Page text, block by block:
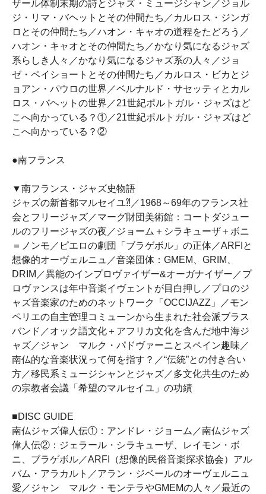
ザール体制末期の詩とジャズ・ミュージシャン／ジョル
ジ・リマ・バヘットとその仲間たち／カルロス・ジンガ
ロとその仲間たち／ハオン・キャオの道程をたどろう／
ハオン・キャオとその仲間たち／かなり気になるジャズ
系らしき人々／かなり気になるジャズ系の人々／ジョ
ゼ・ペイショートとその仲間たち／カルロス・ビカとジ
ョアン・パウロの世界／ベルナルド・サセッティとカル
ロス・バヘットの世界／21世紀ポルトガル・ジャズはど
こへ向かっている？①／21世紀ポルトガル・ジャズはど
こへ向かっている？②
●南フランス
▼南フランス・ジャズ史物語
ジャズの新首都マルセイユ⁈／1968～69年のフランス社
会とフリージャズ／マーグ財団美術館：コートダジュー
ルのフリージャズの夜／ジョーム＋シラキューザ＋ボニ
＝ノンモ／ピエロの劇団「ブラゲボル」の正体／ARFIと
想像的オーヴェルニュ／音楽団体：GMEM、GRIM、
DRIM／異能のインプロヴァイザー&オーガナイザー／プ
ロヴァンスは年中音楽イヴェントが目白押し／プロのジ
ャズ音楽家のためのネットワーク「OCCIJAZZ」／モン
ペリエの自主管理コミューンから生まれた社会派ブラス
バンド／オック語文化＋アフリカ文化を含んだ地中海ジ
ャズ／ジャン゠マルク・パドヴァーニとスペイン趣味／
南仏的な音楽状況って何を指す？／“伝統”との付き合い
方／移民系ミュージシャンとジャズ／多文化共生のため
の宗教者会議「希望のマルセイユ」の功績
■DISC GUIDE
南仏ジャズ偉人伝①：アンドレ・ジョーム／南仏ジャズ
偉人伝②：ジェラール・シラキューザ、レイモン・ボ
ニ、ブラゲボル／ARFI（想像的民俗音楽探求協会）アル
バム・アラカルト／アラン・ジベールのオーヴェルニュ
愛／ジャン゠マルク・モンテラやGMEMの人々／最近の